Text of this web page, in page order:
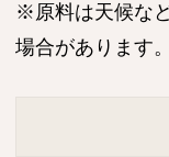
※原料は天候な
場合があります。